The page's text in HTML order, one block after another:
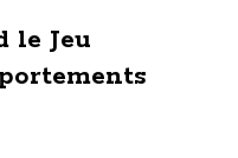
le Jeu